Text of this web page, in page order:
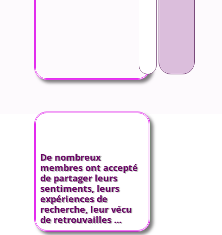
De nombreux
membres ont accepté
de partager leurs
sentiments, leurs
expériences de
recherche, leur vécu
de retrouvailles …